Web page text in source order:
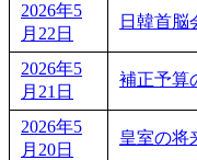
2026年5
月22日
日韓首
2026年5
月21日
補正予算
2026年5
月20日
皇室の